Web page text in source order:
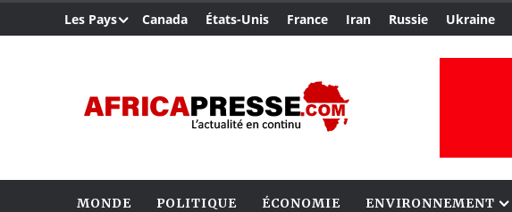
Les Pays Canada États-Unis France Iran Russie Ukraine
MONDE POLITIQUE ÉCONOMIE ENVIRONNEMENT